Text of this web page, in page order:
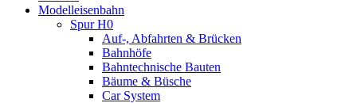
Modelleisenbahn
Spur H0
Auf-, Abfahrten & Brücken
Bahnhöfe
Bahntechnische Bauten
Bäume & Büsche
Car System